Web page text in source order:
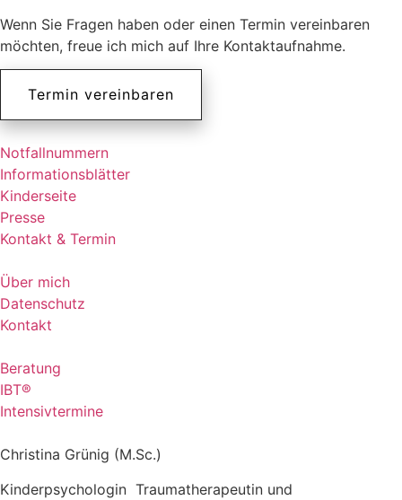
Wenn Sie Fragen haben oder einen Termin vereinbaren
möchten, freue ich mich auf Ihre Kontaktaufnahme.
Termin vereinbaren
Notfallnummern
Informationsblätter
Kinderseite
Presse
Kontakt & Termin
Über mich
Datenschutz
Kontakt
Beratung
IBT®
Intensivtermine
Christina Grünig (M.Sc.)
Kinderpsychologin Traumatherapeutin und